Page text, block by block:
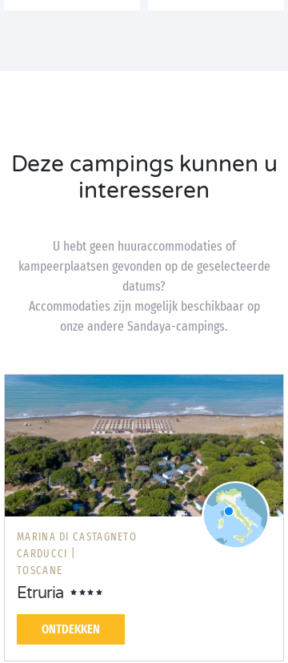
Deze campings kunnen u
interesseren
U hebt geen huuraccommodaties of
kampeerplaatsen gevonden op de geselecteerde
datums?
Accommodaties zijn mogelijk beschikbaar op
onze andere Sandaya-campings.
MARINA DI CASTAGNETO
CARDUCCI |
TOSCANE
Etruria
ONTDEKKEN